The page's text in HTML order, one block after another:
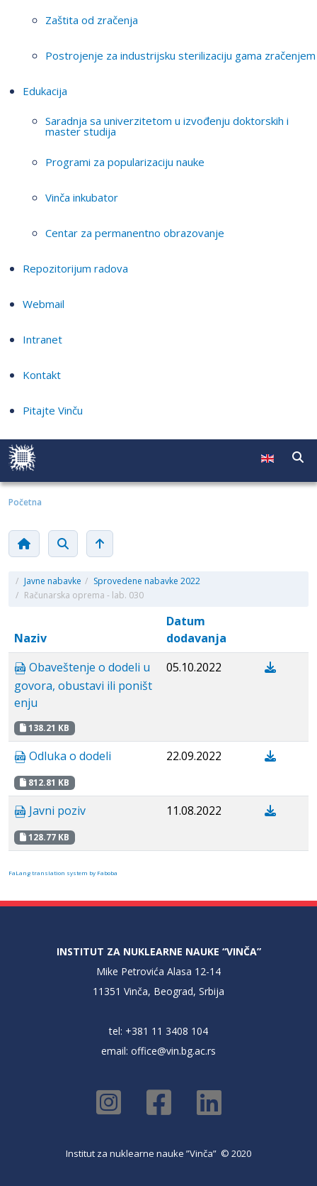
Zaštita od zračenja
Postrojenje za industrijsku sterilizaciju gama zračenjem
Edukacija
Saradnja sa univerzitetom u izvođenju doktorskih i
master studija
Programi za popularizaciju nauke
Vinča inkubator
Centar za permanentno obrazovanje
Repozitorijum radova
Webmail
Intranet
Kontakt
Pitajte Vinču
Početna
/ Javne nabavke / Sprovedene nabavke 2022
/ Računarska oprema - lab. 030
Naziv
Datum
dodavanja
Obaveštenje o dodeli u
govora, obustavi ili poništ
enju
138.21 KB
05.10.2022
Odluka o dodeli
812.81 KB
22.09.2022
Javni poziv
128.77 KB
11.08.2022
FaLang translation system by Faboba
INSTITUT ZA NUKLEARNE NAUKE “VINČA”
Mike Petrovića Alasa 12-14
11351 Vinča, Beograd, Srbija
tel: +381 11 3408 104
email: office@vin.bg.ac.rs
Institut za nuklearne nauke ”Vinča” © 2020